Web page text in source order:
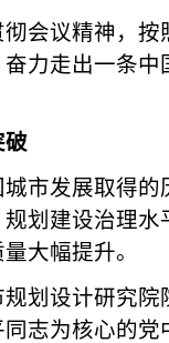
会议精神，
力走出一条
破
市发展取得
划建设治理
大幅提升。
划设计研究
志为核心的